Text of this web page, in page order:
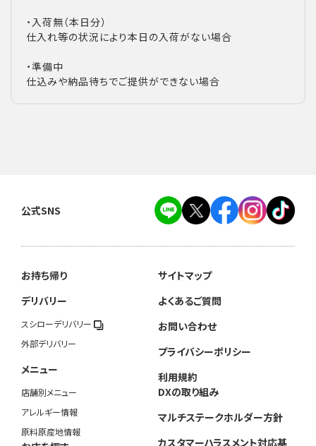
・入荷無（本日分）
仕入れ等の状況により本日の入荷がない場合
・準備中
仕込みや納品待ちでご提供ができない場合
公式SNS
お持ち帰り
デリバリー
スシローデリバリー
外部デリバリー
メニュー
店舗別メニュー
アレルギー情報
原料原産地情報
サイトマップ
よくあるご質問
お問い合わせ
プライバシーポリシー
利用規約
DXの取り組み
マルチステークホルダー方針
カスタマーハラスメント対応基